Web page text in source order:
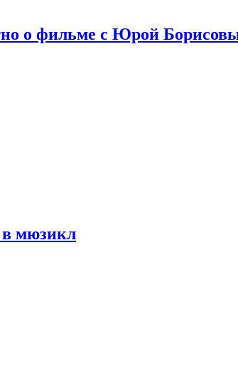
о фильме с Юрой
в мюзикл